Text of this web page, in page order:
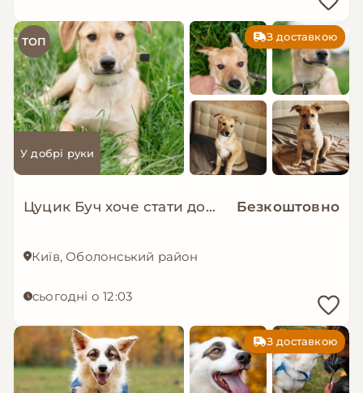
ТОП З доставкою
У добрі руки
Цуцик Буч хоче стати домашнім! Безкоштовно
Київ, Оболонський район
сьогодні о 12:03
З доставкою